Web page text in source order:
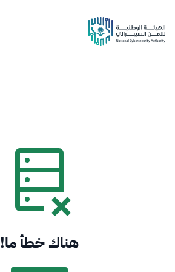
هناك خطأ ما!